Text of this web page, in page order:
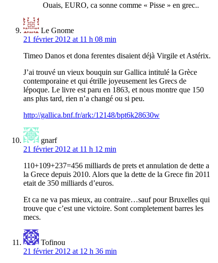
Ouais, EURO, ca sonne comme « Pisse » en grec..
Le Gnome
21 février 2012 at 11 h 08 min
Timeo Danos et dona ferentes disaient déjà Virgile et Astérix.
J’ai trouvé un vieux bouquin sur Gallica intitulé la Grèce
contemporaine et qui étrille joyeusement les Grecs de
lépoque. Le livre est paru en 1863, et nous montre que 150
ans plus tard, rien n’a changé ou si peu.
http://gallica.bnf.fr/ark:/12148/bpt6k28630w
gnarf
21 février 2012 at 11 h 12 min
110+109+237=456 milliards de prets et annulation de dette a
la Grece depuis 2010. Alors que la dette de la Grece fin 2011
etait de 350 milliards d’euros.
Et ca ne va pas mieux, au contraire…sauf pour Bruxelles qui
trouve que c’est une victoire. Sont completement barres les
mecs.
Tofinou
21 février 2012 at 12 h 36 min